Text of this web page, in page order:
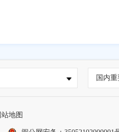
国内
站地图